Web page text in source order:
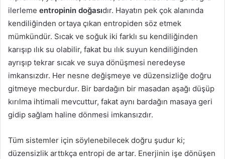
ilerleme entropinin doğasıdır. Hayatın pek çok alanında
kendiliğinden ortaya çıkan entropiden söz etmek
mümkündür. Sıcak ve soğuk iki farklı su kendiliğinden
karışıp ılık su olabilir, fakat bu ılık suyun kendiliğinden
ayrışıp tekrar sıcak ve suya dönüşmesi neredeyse
imkansızdır. Her nesne değişmeye ve düzensizliğe doğru
gitmeye mecburdur. Bir bardağın bir masadan aşağı düşüp
kırılma ihtimali mevcuttur, fakat aynı bardağın masaya geri
gidip sağlam haline dönmesi imkansızdır.
Tüm sistemler için söylenebilecek doğru şudur ki;
düzensizlik arttıkça entropi de artar. Enerjinin işe dönüşen